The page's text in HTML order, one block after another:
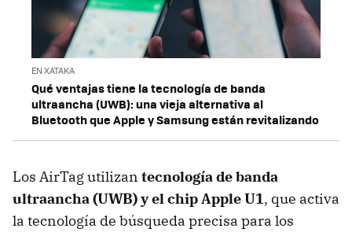
EN XATAKA
Qué ventajas tiene la tecnología de banda
ultraancha (UWB): una vieja alternativa al
Bluetooth que Apple y Samsung están revitalizando
Los AirTag utilizan tecnología de banda
ultraancha (UWB) y el chip Apple U1, que activa
la tecnología de búsqueda precisa para los